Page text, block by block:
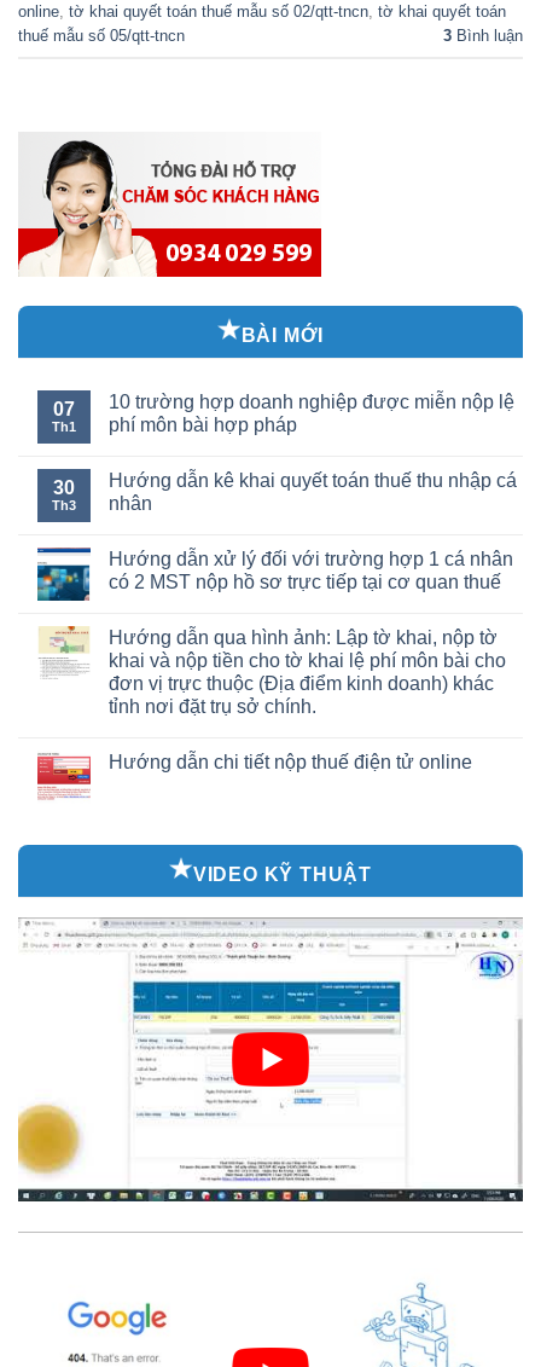
online tờ khai quyết toán thuế mẫu số 02/qtt-tncn tờ khai quyết toán
thuế mẫu số 05/qtt-tncn
3 Bình luận
BÀI MỚI
07
Th1
10 trường hợp doanh nghiệp được miễn nộp lệ
phí môn bài hợp pháp
30
Th3
Hướng dẫn kê khai quyết toán thuế thu nhập cá
nhân
Hướng dẫn xử lý đối với trường hợp 1 cá nhân
có 2 MST nộp hồ sơ trực tiếp tại cơ quan thuế
Hướng dẫn qua hình ảnh: Lập tờ khai, nộp tờ
khai và nộp tiền cho tờ khai lệ phí môn bài cho
đơn vị trực thuộc (Địa điểm kinh doanh) khác
tỉnh nơi đặt trụ sở chính.
Hướng dẫn chi tiết nộp thuế điện tử online
VIDEO KỸ THUẬT